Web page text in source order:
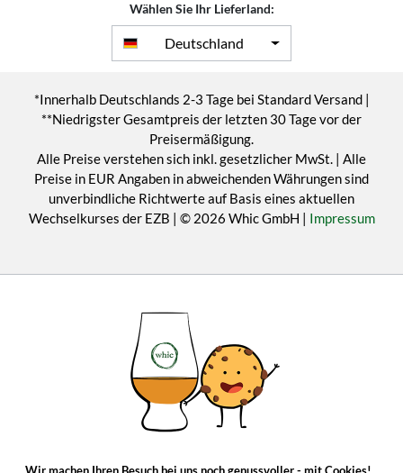
Wählen Sie Ihr Lieferland:
Deutschland
*Innerhalb Deutschlands 2-3 Tage bei Standard Versand |
**Niedrigster Gesamtpreis der letzten 30 Tage vor der
Preisermäßigung.
Alle Preise verstehen sich inkl. gesetzlicher MwSt. | Alle
Preise in EUR Angaben in abweichenden Währungen sind
unverbindliche Richtwerte auf Basis eines aktuellen
Wechselkurses der EZB | © 2026 Whic GmbH | Impressum